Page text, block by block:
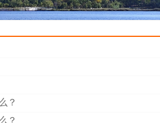
？
？